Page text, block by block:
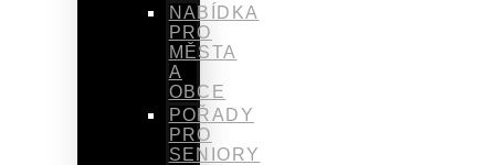
NABÍDKA
PRO
MĚSTA
A
OBCE
POŘADY
PRO
SENIORY